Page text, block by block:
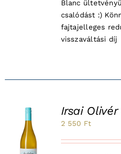
Blanc
csalódást :)
fajtajelleges
visszaváltási díj
Irsai
2 550 Ft